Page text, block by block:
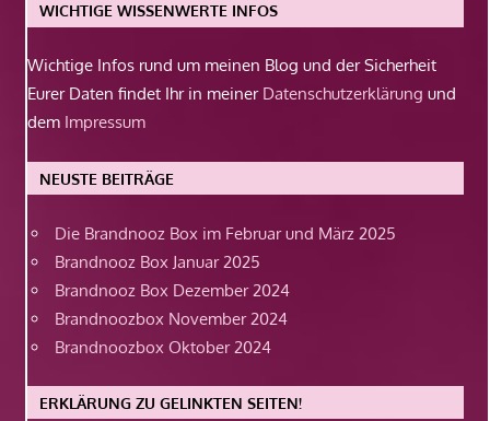
WICHTIGE WISSENWERTE INFOS
Wichtige Infos rund um meinen Blog und der Sicherheit
Eurer Daten findet Ihr in meiner Datenschutzerklärung und
dem Impressum
NEUSTE BEITRÄGE
Die Brandnooz Box im Februar und März 2025
Brandnooz Box Januar 2025
Brandnooz Box Dezember 2024
Brandnoozbox November 2024
Brandnoozbox Oktober 2024
ERKLÄRUNG ZU GELINKTEN SEITEN!